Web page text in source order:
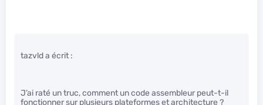
tazvld a écrit :
J’ai raté un truc, comment un code assembleur peut-t-il
fonctionner sur plusieurs plateformes et architecture ?